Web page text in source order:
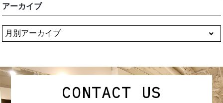
アーカイブ
CONTACT US